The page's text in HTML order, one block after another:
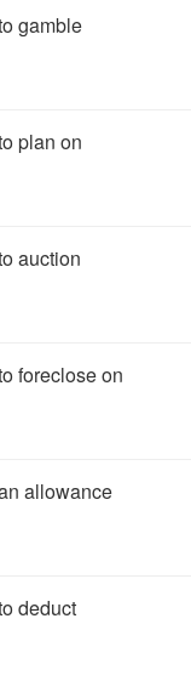
gamble
plan on
auction
foreclose on
allowance
deduct